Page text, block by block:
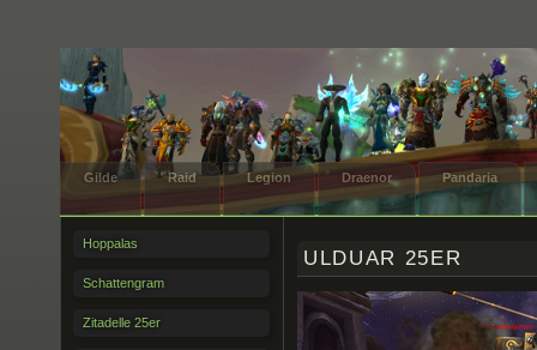
Gilde Raid Legion Draenor Pandaria
Hoppalas
Schattengram
Zitadelle 25er
ULDUAR 25ER